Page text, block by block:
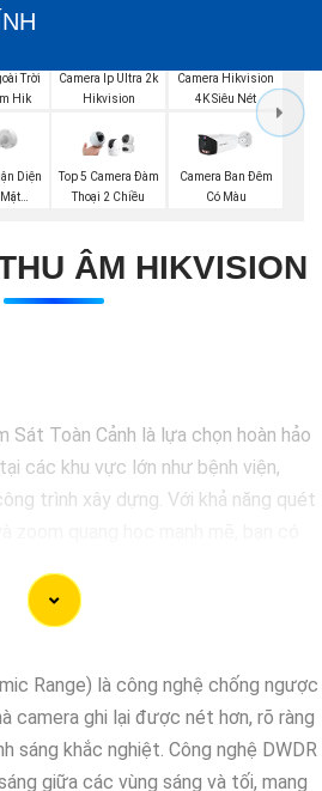
Trời
Hik
Camera Ip Ultra 2k
Hikvision
Camera Hikvision
4K Siêu Nét
Diện
Top 5 Camera Đàm
Thoại 2 Chiều
Camera Ban Đêm
Có Màu
ÂM HIKVISION
Sát Toàn Cảnh là lựa chọn hoàn hảo
các khu vực lớn như bệnh viện,
trình xây dựng. Với khả năng quét
hợp nhiều tính năng thông minh như
báo chuyển động và ghi hình chất
và khả năng hoạt động ổn định,
Sát Toàn Cảnh đáng để bạn cân
an ninh đáng tin cậy.
Range) là công nghệ chống ngược
camera ghi lại được nét hơn, rõ ràng
sáng khắc nghiệt. Công nghệ DWDR
giữa các vùng sáng và tối, mang